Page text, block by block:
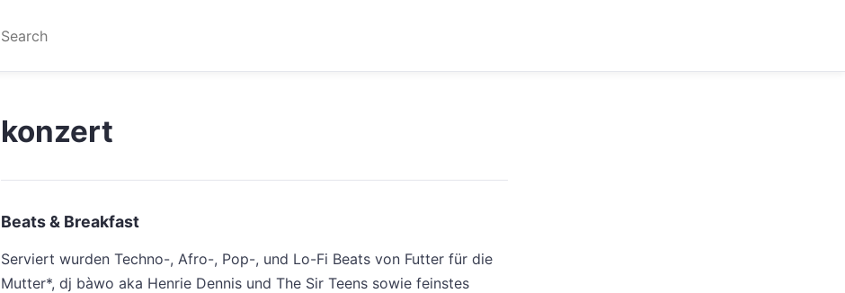
konzert
Beats & Breakfast
Serviert wurden Techno-, Afro-, Pop-, und Lo-Fi Beats von Futter für die
Mutter*, dj bàwo aka Henrie Dennis und The Sir Teens sowie feinstes